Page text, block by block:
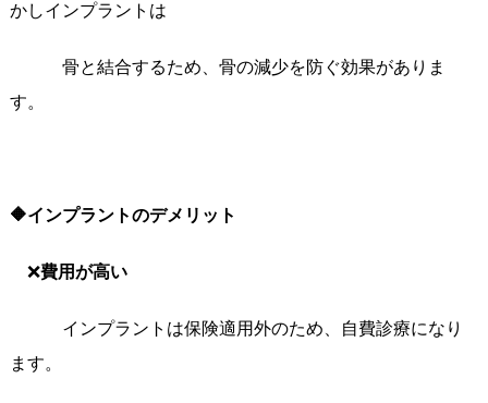
かしインプラントは
骨と結合するため、骨の減少を防ぐ効果がありま
す。
🔶インプラントのデメリット
❌費用が高い
インプラントは保険適用外のため、自費診療になり
ます。